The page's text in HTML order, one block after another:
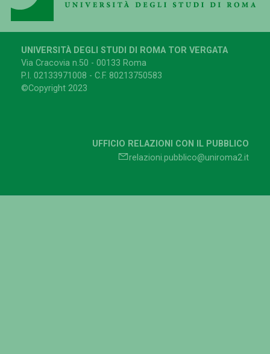
UNIVERSITÀ DEGLI STUDI DI ROMA TOR VERGATA
Via Cracovia n.50 - 00133 Roma
P.I. 02133971008 - C.F. 80213750583
©Copyright 2023
UFFICIO RELAZIONI CON IL PUBBLICO
relazioni.pubblico@uniroma2.it